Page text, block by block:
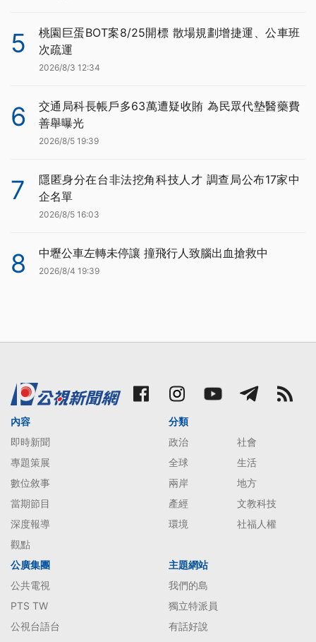
5
桃園巨蛋BOT案8/25開標 散場規劃增捷運、公車班
次疏運
2026/8/3 12:34
6
交通局科長帳戶多63萬遭疑收賄 為民眾代墊醫藥費
善舉曝光
2026/8/5 19:39
7
隱匿身分在台非法挖角科技人才 調查局公布17家中
企名單
2026/8/5 16:03
8 中壢公車左轉未停讓 撞飛行人致腦出血搶救中
2026/8/4 19:39
內容
即時新聞
專題策展
數位敘事
當期節目
深度報導
觀點
分類
政治
社會
全球
生活
兩岸
地方
產經
文教科技
環境
社福人權
公廣集團
公共電視
PTS TW
公視台語台
主題網站
我們的島
獨立特派員
有話好說